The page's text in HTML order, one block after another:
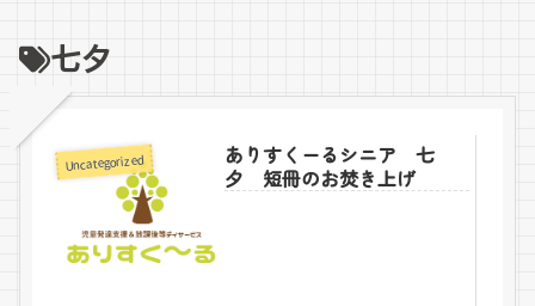
七夕
Uncategorized
ありすくーるシニア 七
夕 短冊のお焚き上げ